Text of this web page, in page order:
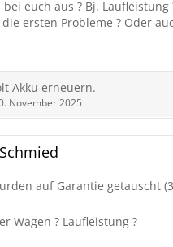
euch aus ? Bj. Laufleistung
ersten Probleme ? Oder
Akku erneuern.
November 2025
auf Garantie getauscht
Wagen ? Laufleistung ?